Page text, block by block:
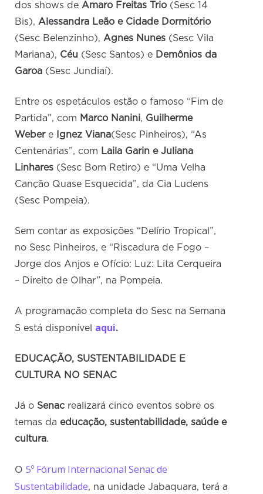
dos shows deAmaro Freitas Trio (Sesc 14
Bis),Alessandra Leão e Cidade Dormitório
(Sesc Belenzinho),Agnes Nunes (Sesc Vila
Mariana), Céu (Sesc Santos) e Demônios da
Garoa (Sesc Jundiaí).
Entre os espetáculos estão o famoso “Fim de
Partida”, com Marco Nanini, Guilherme
Weber e Ignez Viana(Sesc Pinheiros), “As
Centenárias”, com Laila Garin e Juliana
Linhares (Sesc Bom Retiro) e “Uma Velha
Canção Quase Esquecida”, da Cia Ludens
(Sesc Pompeia).
Sem contar as exposições “Delírio Tropical”,
no Sesc Pinheiros, e “Riscadura de Fogo –
Jorge dos Anjos e Ofício: Luz: Lita Cerqueira
– Direito de Olhar”, na Pompeia.
A programação completa do Sesc na Semana
S está disponível aqui.
EDUCAÇÃO, SUSTENTABILIDADE E
CULTURA NO SENAC
Já o Senac realizará cinco eventos sobre os
temas da educação, sustentabilidade, saúde e
cultura.
O5º Fórum Internacional Senac de
Sustentabilidade, na unidade Jabaquara, terá a